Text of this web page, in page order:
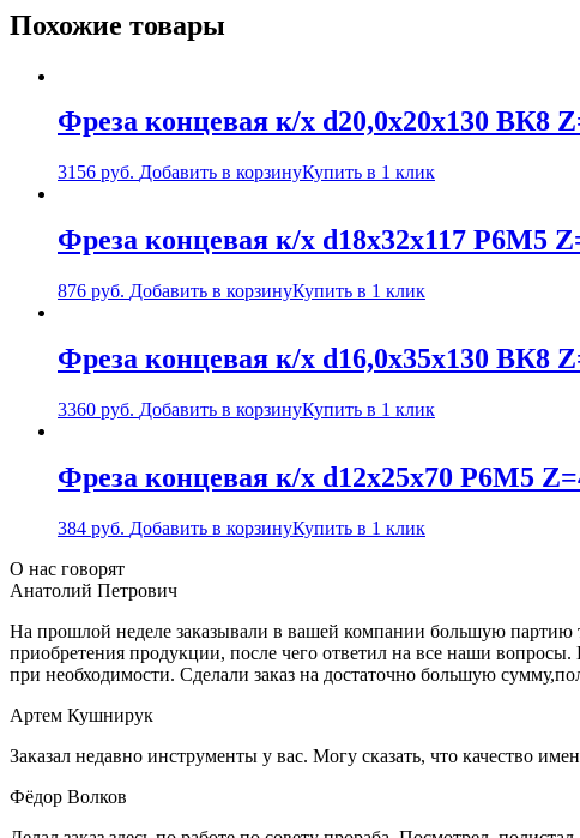
Похожие товары
Фреза концевая к/х d20,0х20х130 ВК8
3156 руб. Добавить в корзинуКупить в 1 клик
Фреза концевая к/х d18х32х117 Р6М5
876 руб. Добавить в корзинуКупить в 1 клик
Фреза концевая к/х d16,0х35х130 ВК8
3360 руб. Добавить в корзинуКупить в 1 клик
Фреза концевая к/х d12х25х70 Р6М5
384 руб. Добавить в корзинуКупить в 1 клик
О нас говорят
Анатолий Петрович
На прошлой неделе заказывали в вашей компании большую партию
приобретения продукции, после чего ответил на все наши
при необходимости. Сделали заказ на достаточно большую
Артем Кушнирук
Заказал недавно инструменты у вас. Могу сказать, что качество
Фёдор Волков